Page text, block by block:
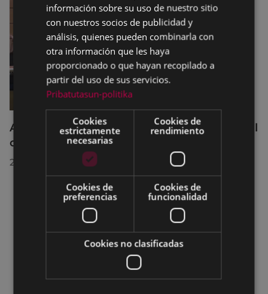
Acuerdos adoptados por el Pleno Municipal
celebrado el 27 de julio de 2026
28/07/2026
información sobre su uso de nuestro sitio
con nuestros socios de publicidad y
análisis, quienes pueden combinarla con
otra información que les haya
proporcionado o que hayan recopilado a
partir del uso de sus servicios.
Pribatutasun-politika
Cookies
estrictamente
necesarias
Cookies de
rendimiento
Cookies de
preferencias
Cookies de
funcionalidad
Cookies no clasificadas